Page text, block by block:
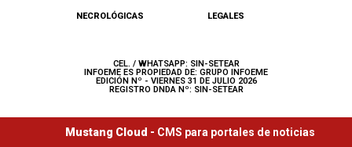
NECROLÓGICAS LEGALES
CEL. / WHATSAPP: SIN-SETEAR
INFOEME ES PROPIEDAD DE: GRUPO INFOEME
EDICIÓN Nº - VIERNES 31 DE JULIO 2026
REGISTRO DNDA Nº: SIN-SETEAR
Mustang Cloud - CMS para portales de noticias